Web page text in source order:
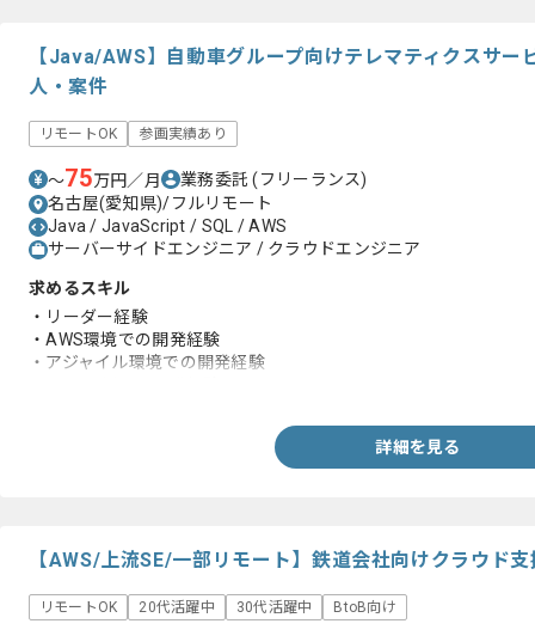
【Java/AWS】自動車グループ向けテレマティクスサ
人・案件
リモートOK 参画実績あり
〜75万円／月 業務委託(フリーランス)
名古屋(愛知県)/フルリモート
Java / JavaScript / SQL / AWS
サーバーサイドエンジニア / クラウドエンジニア
求めるスキル
・リーダー経験
・AWS環境での開発経験
・アジャイル環境での開発経験
詳細を見る
【AWS/上流SE/一部リモート】鉄道会社向けクラウド
リモートOK 20代活躍中 30代活躍中 BtoB向け